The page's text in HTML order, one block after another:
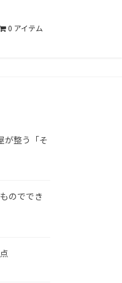
0 アイテム
が整う「そ
のででき